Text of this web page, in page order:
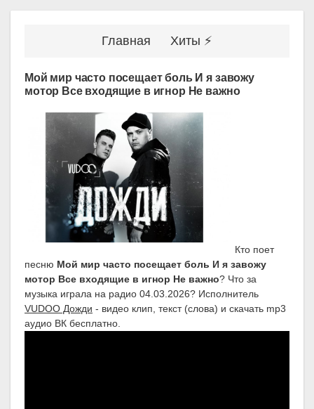
Главная Хиты ⚡
Мой мир часто посещает боль И я завожу
мотор Все входящие в игнор Не важно
Кто поет
песню Мой мир часто посещает боль И я завожу
мотор Все входящие в игнор Не важно? Что за
музыка играла на радио 04.03.2026? Исполнитель
VUDOO Дожди - видео клип, текст (слова) и скачать mp3
аудио ВК бесплатно.